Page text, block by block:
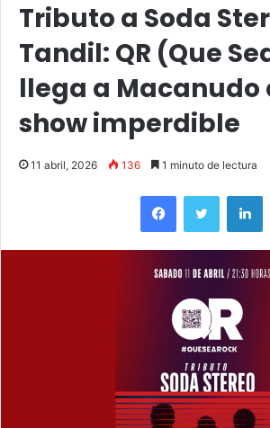
Tributo a Soda
Tandil: QR (Que
llega a Macanudo
show imperdible
11 abril, 2026 136 1 minuto de lectura